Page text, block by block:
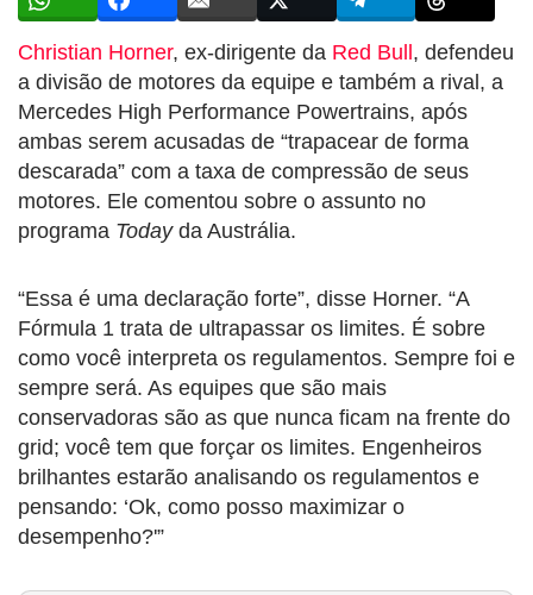
Christian Horner, ex-dirigente da Red Bull, defendeu
a divisão de motores da equipe e também a rival, a
Mercedes High Performance Powertrains, após
ambas serem acusadas de “trapacear de forma
descarada” com a taxa de compressão de seus
motores. Ele comentou sobre o assunto no
programa Todayda Austrália.
“Essa é uma declaração forte”, disse Horner. “A
Fórmula 1 trata de ultrapassar os limites. É sobre
como você interpreta os regulamentos. Sempre foi e
sempre será. As equipes que são mais
conservadoras são as que nunca ficam na frente do
grid; você tem que forçar os limites. Engenheiros
brilhantes estarão analisando os regulamentos e
pensando: ‘Ok, como posso maximizar o
desempenho?'”